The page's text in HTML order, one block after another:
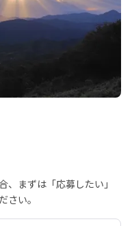
まずは「応募したい」
さい。